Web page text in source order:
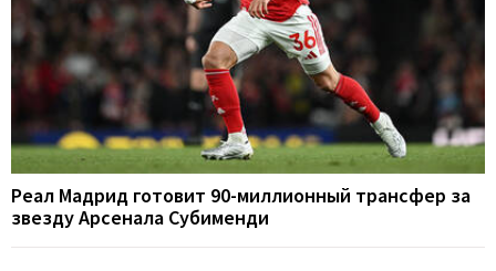
Реал Мадрид готовит 90-миллионный трансфер за
звезду Арсенала Субименди